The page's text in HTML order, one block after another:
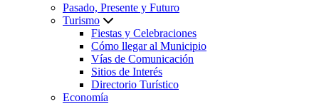
Pasado, Presente y Futuro
Turismo
Fiestas y Celebraciones
Cómo llegar al Municipio
Vías de Comunicación
Sitios de Interés
Directorio Turístico
Economía